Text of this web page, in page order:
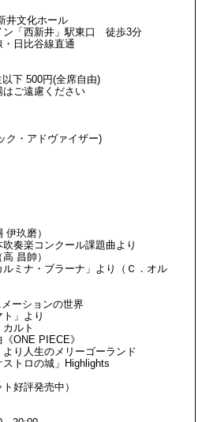
井文化ホール
ン「西新井」駅東口 徒歩3分
日比谷線直通
下 500円(全席自由)
ご遠慮ください
・アドヴァイザー)
伊玖磨）
吹奏楽コンクール課題曲より
昌帥）
ルミナ・ブラーナ」より（Ｃ．オル
ーションの世界
ト」より
ルト
ONE PIECE》
より人生のメリーゴーランド
ストロの城」Highlights
好評発売中）